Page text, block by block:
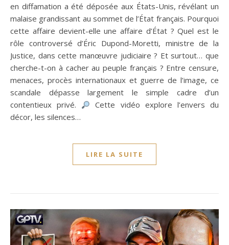
en diffamation a été déposée aux États-Unis, révélant un
malaise grandissant au sommet de l’État français. Pourquoi
cette affaire devient-elle une affaire d’État ? Quel est le
rôle controversé d’Éric Dupond-Moretti, ministre de la
Justice, dans cette manœuvre judiciaire ? Et surtout… que
cherche-t-on à cacher au peuple français ? Entre censure,
menaces, procès internationaux et guerre de l’image, ce
scandale dépasse largement le simple cadre d’un
contentieux privé.
Cette vidéo explore l’envers du
décor, les silences…
LIRE LA SUITE